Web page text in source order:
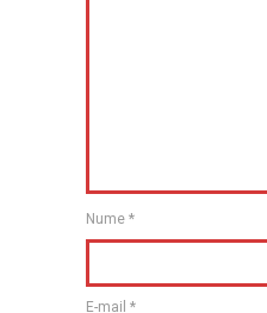
Nume *
E-mail *